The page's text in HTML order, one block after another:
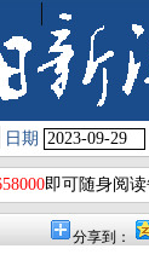
日期
即可随身阅
分享到：